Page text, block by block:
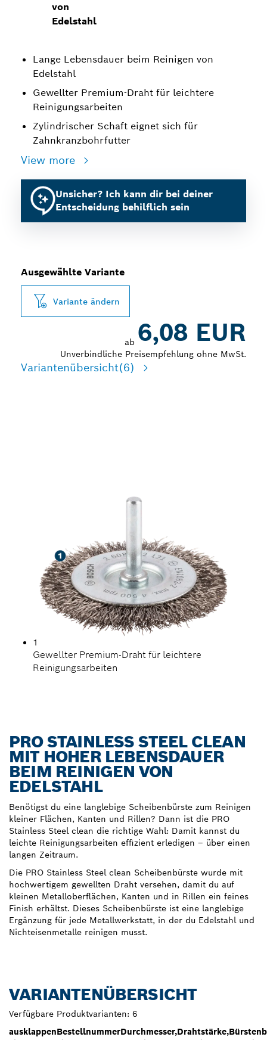
von
Edelstahl
Lange Lebensdauer beim Reinigen von
Edelstahl
Gewellter Premium-Draht für leichtere
Reinigungsarbeiten
Zylindrischer Schaft eignet sich für
Zahnkranzbohrfutter
View more
Unsicher? Ich kann dir bei deiner
Entscheidung behilflich sein
Ausgewählte Variante
Variante ändern
ab 6,08 EUR
Unverbindliche Preisempfehlung ohne MwSt.
Variantenübersicht(6)
1
Gewellter Premium-Draht für leichtere
Reinigungsarbeiten
PRO STAINLESS STEEL CLEAN
MIT HOHER LEBENSDAUER
BEIM REINIGEN VON
EDELSTAHL
Benötigst du eine langlebige Scheibenbürste zum Reinigen
kleiner Flächen, Kanten und Rillen? Dann ist die PRO
Stainless Steel clean die richtige Wahl: Damit kannst du
leichte Reinigungsarbeiten effizient erledigen – über einen
langen Zeitraum.
Die PRO Stainless Steel clean Scheibenbürste wurde mit
hochwertigem gewellten Draht versehen, damit du auf
kleinen Metalloberflächen, Kanten und in Rillen ein feines
Finish erhältst. Dieses Scheibenbürste ist eine langlebige
Ergänzung für jede Metallwerkstatt, in der du Edelstahl und
Nichteisenmetalle reinigen musst.
VARIANTENÜBERSICHT
Verfügbare Produktvarianten: 6
ausklappenBestellnummerDurchmesser,Drahtstärke,